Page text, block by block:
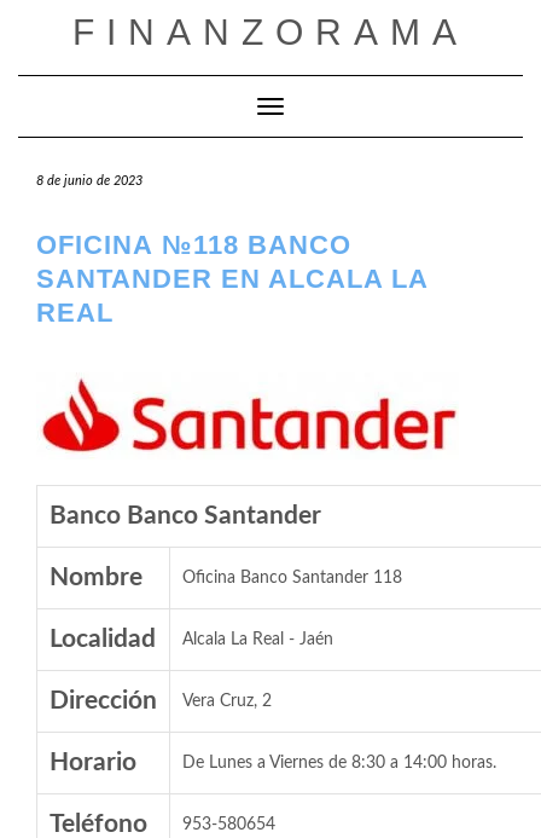
FINANZORAMA
Cambiar modo de navegación
8 de junio de 2023
OFICINA №118 BANCO
SANTANDER EN ALCALA LA
REAL
Banco Banco Santander
Nombre Oficina Banco Santander 118
Localidad Alcala La Real - Jaén
Dirección Vera Cruz, 2
Horario De Lunes a Viernes de 8:30 a 14:00 horas.
Teléfono 953-580654